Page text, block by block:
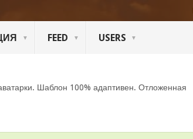
FEED USERS
Шаблон 100% адаптивен. Отложенная